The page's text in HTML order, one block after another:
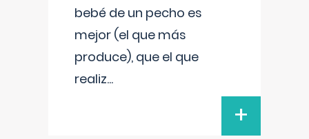
bebé de un pecho es
mejor (el que más
produce), que el que
realiz...
+